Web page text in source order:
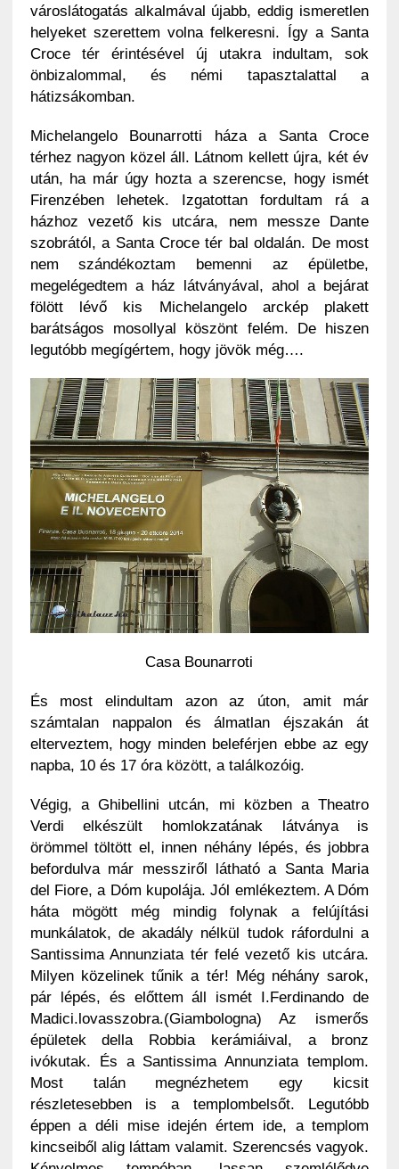
városlátogatás alkalmával újabb, eddig ismeretlen
helyeket szerettem volna felkeresni. Így a Santa
Croce tér érintésével új utakra indultam, sok
önbizalommal, és némi tapasztalattal a
hátizsákomban.
Michelangelo Bounarrotti háza a Santa Croce
térhez nagyon közel áll. Látnom kellett újra, két év
után, ha már úgy hozta a szerencse, hogy ismét
Firenzében lehetek. Izgatottan fordultam rá a
házhoz vezető kis utcára, nem messze Dante
szobrától, a Santa Croce tér bal oldalán. De most
nem szándékoztam bemenni az épületbe,
megelégedtem a ház látványával, ahol a bejárat
fölött lévő kis Michelangelo arckép plakett
barátságos mosollyal köszönt felém. De hiszen
legutóbb megígértem, hogy jövök még….
Casa Bounarroti
És most elindultam azon az úton, amit már
számtalan nappalon és álmatlan éjszakán át
elterveztem, hogy minden beleférjen ebbe az egy
napba, 10 és 17 óra között, a találkozóig.
Végig, a Ghibellini utcán, mi közben a Theatro
Verdi elkészült homlokzatának látványa is
örömmel töltött el, innen néhány lépés, és jobbra
befordulva már messziről látható a Santa Maria
del Fiore, a Dóm kupolája. Jól emlékeztem. A Dóm
háta mögött még mindig folynak a felújítási
munkálatok, de akadály nélkül tudok ráfordulni a
Santissima Annunziata tér felé vezető kis utcára.
Milyen közelinek tűnik a tér! Még néhány sarok,
pár lépés, és előttem áll ismét I.Ferdinando de
Madici.lovasszobra.(Giambologna) Az ismerős
épületek della Robbia kerámiáival, a bronz
ivókutak. És a Santissima Annunziata templom.
Most talán megnézhetem egy kicsit
részletesebben is a templombelsőt. Legutóbb
éppen a déli mise idején értem ide, a templom
kincseiből alig láttam valamit. Szerencsés vagyok.